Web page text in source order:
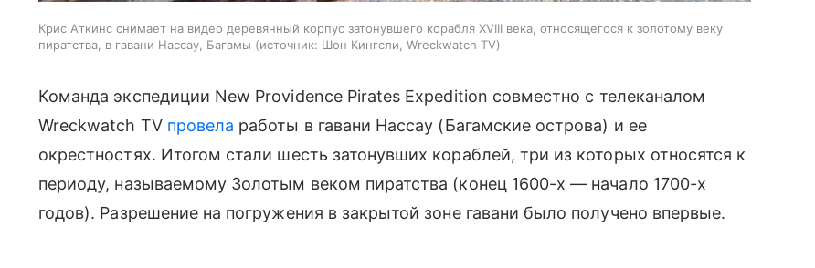
Крис Аткинс снимает на видео деревянный корпус затонувшего корабля XVIII века, относящегося к золотому веку
пиратства, в гавани Нассау, Багамы
источник: Шон Кингсли, Wreckwatch TV
Команда экспедиции New Providence Pirates Expedition совместно с телеканалом
Wreckwatch TV провела работы в гавани Нассау (Багамские острова) и ее
окрестностях. Итогом стали шесть затонувших кораблей, три из которых относятся к
периоду, называемому Золотым веком пиратства (конец 1600-х — начало 1700-х
годов). Разрешение на погружения в закрытой зоне гавани было получено впервые.